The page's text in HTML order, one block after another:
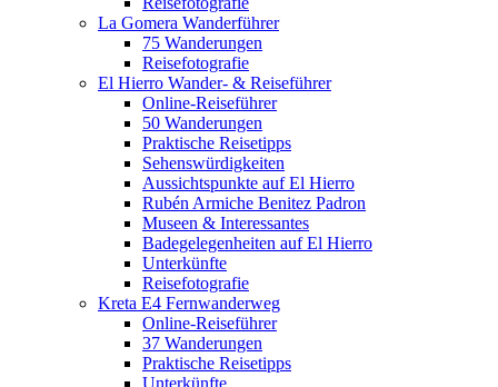
La Gomera Wanderführer
75 Wanderungen
Reisefotografie
El Hierro Wander- & Reiseführer
Online-Reiseführer
50 Wanderungen
Praktische Reisetipps
Sehenswürdigkeiten
Aussichtspunkte auf El Hierro
Rubén Armiche Benitez Padron
Museen & Interessantes
Badegelegenheiten auf El Hierro
Unterkünfte
Reisefotografie
Kreta E4 Fernwanderweg
Online-Reiseführer
37 Wanderungen
Praktische Reisetipps
Unterkünfte